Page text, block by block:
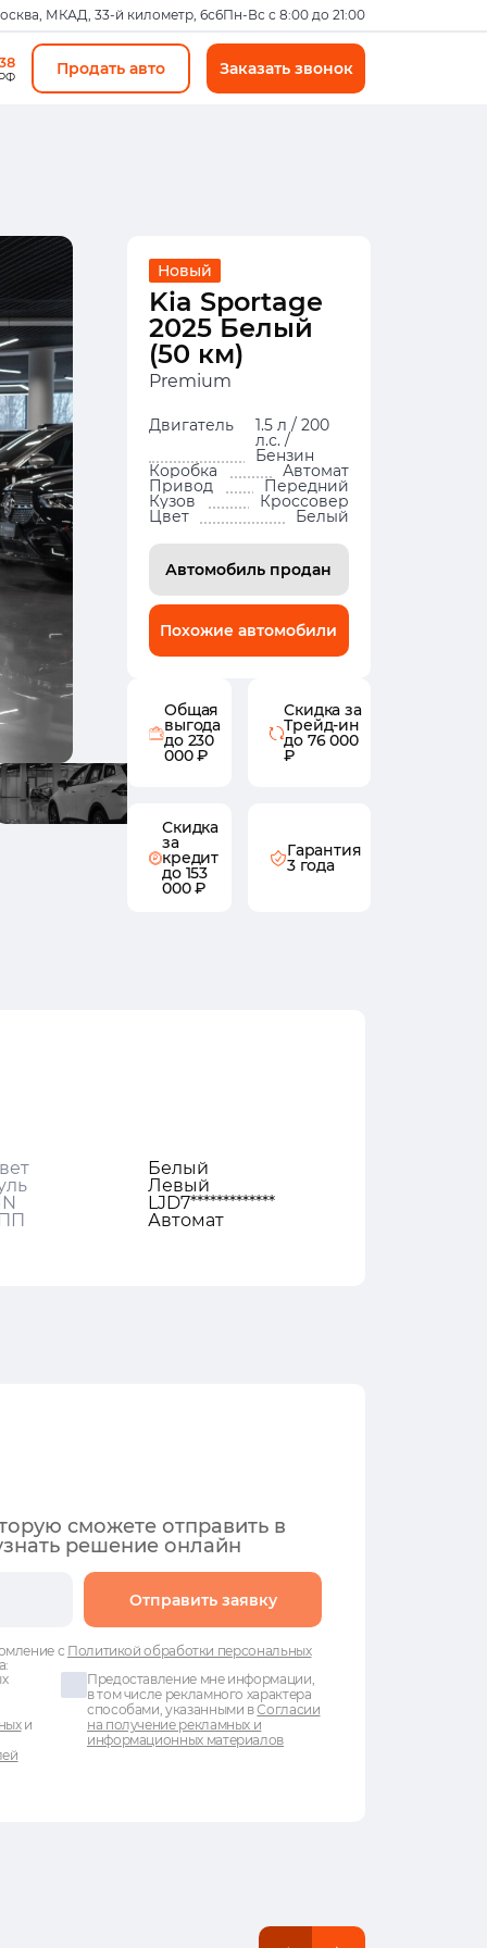
МКАД, 33-й километр, 6с6Пн-Вс с 8:00 до 21:00
Продать авто Заказать звонок
Новый
Kia Sportage
2025 Белый
(50 км)
Premium
Двигатель 1.5 л / 200
л.с. /
Бензин
Коробка Автомат
Привод Передний
Кузов Кроссовер
Цвет Белый
Автомобиль продан
Похожие автомобили
Общая
выгода
до 230
000 ₽
Скидка за
Трейд-ин
до 76 000
₽
Скидка
за
кредит
до 153
000 ₽
Гарантия
3 года
Белый
Левый
LJD7*************
Автомат
сможете отправить в
решение онлайн
Отправить заявку
с Политикой обработки персональных
и
Предоставление мне информации,
в том числе рекламного характера
способами, указанными вСогласии
на получение рекламных и
информационных материалов